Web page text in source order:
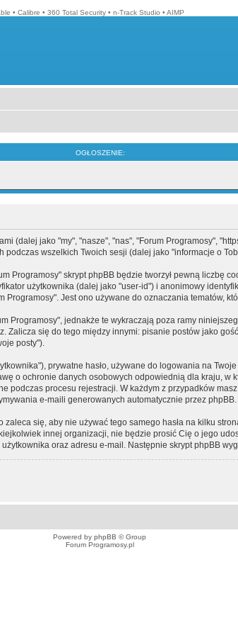
• Calibre • 360 Total Security • n-Track Studio • AIMP
OGŁOSZENIE:
(dalej jako "my", "nasze", "nas", "Forum Programosy",
wszelkich Twoich sesji (dalej jako "informacje o
Programosy" skrypt phpBB będzie tworzył pewną liczbę
użytkownika (dalej jako "user-id") i anonimowy
Jest ono używane do oznaczania tematów,
Programosy", jednakże te wykraczają poza ramy
Zalicza się do tego między innymi: pisanie postów jako
posty").
prywatne hasło, używane do logowania na
o ochronie danych osobowych odpowiednią dla kraju,
podczas procesu rejestracji. W każdym z przypadków
e-maili generowanych automatycznie przez phpBB.
się, aby nie używać tego samego hasła na kilku
innej organizacji, nie będzie prosić Cię o jego
oraz adresu e-mail. Następnie skrypt phpBB
Powered by phpBB © Group
Forum Programosy.pl